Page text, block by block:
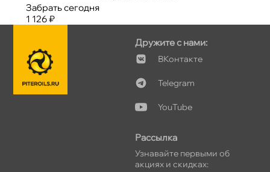
Забрать сегодня
1 126 ₽
Дружите с нами:
Контакте
Telegram
YouTube
Рассылка
Узнавайте первыми о
акциях и скидках: